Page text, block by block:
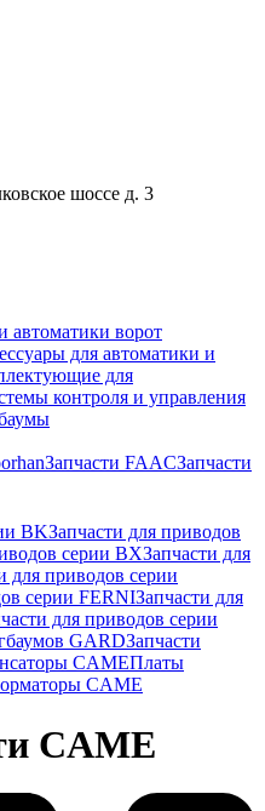
шоссе д. 3
автоматики ворот
для автоматики и
для
контроля и управления
Запчасти FAACЗапчасти
BKЗапчасти для приводов
серии BXЗапчасти для
для приводов серии
серии FERNIЗапчасти для
для приводов серии
GARDЗапчасти
CAMEПлаты
CAME
CAME